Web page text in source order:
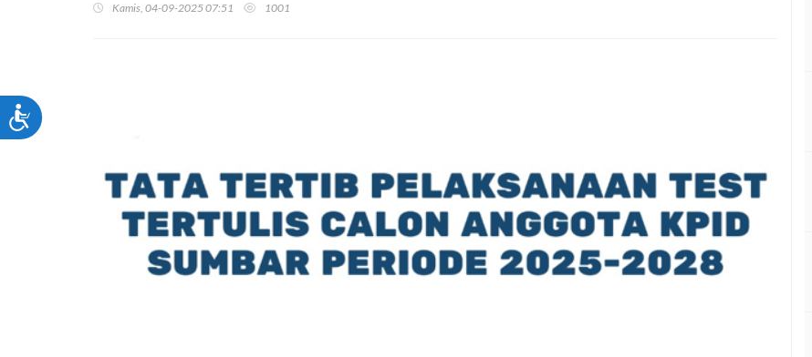
Kamis, 04-09-2025 07:51 1001